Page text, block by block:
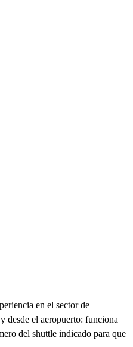
en el sector de
desde el aeropuerto: funciona
del shuttle indicado para que